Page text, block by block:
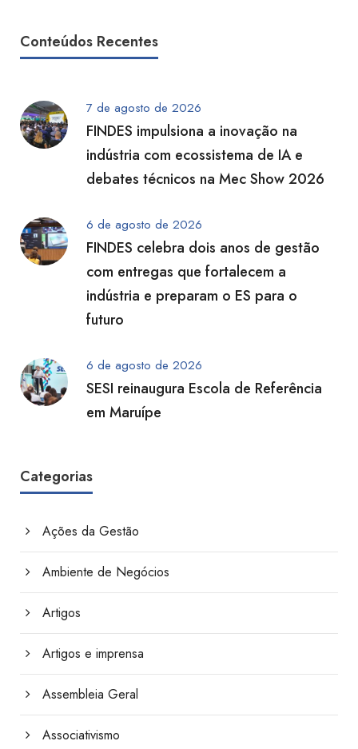
Conteúdos Recentes
7 de agosto de 2026
FINDES impulsiona a inovação na
indústria com ecossistema de IA e
debates técnicos na Mec Show 2026
6 de agosto de 2026
FINDES celebra dois anos de gestão
com entregas que fortalecem a
indústria e preparam o ES para o
futuro
6 de agosto de 2026
SESI reinaugura Escola de Referência
em Maruípe
Categorias
Ações da Gestão
Ambiente de Negócios
Artigos
Artigos e imprensa
Assembleia Geral
Associativismo